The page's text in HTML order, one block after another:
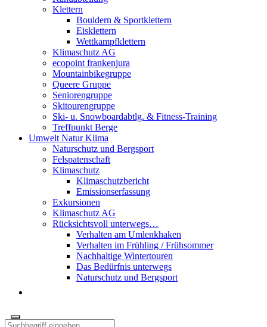
Klettern
Bouldern & Sportklettern
Eisklettern
Wettkampfklettern
Klimaschutz AG
ecopoint frankenjura
Mountainbikegruppe
Queere Gruppe
Seniorengruppe
Skitourengruppe
Ski- u. Snowboardabtlg. & Fitness-Training
Treffpunkt Berge
Umwelt Natur Klima
Naturschutz und Bergsport
Felspatenschaft
Klimaschutz
Klimaschutzbericht
Emissionserfassung
Exkursionen
Klimaschutz AG
Rücksichtsvoll unterwegs…
Verhalten am Umlenkhaken
Verhalten im Frühling / Frühsommer
Nachhaltige Wintertouren
Das Bedürfnis unterwegs
Naturschutz und Bergsport